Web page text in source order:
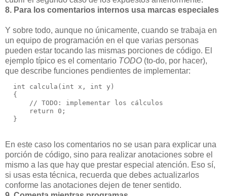
8. Para los comentarios internos usa marcas especiales
Y sobre todo, aunque no únicamente, cuando se trabaja en
un equipo de programación en el que varias personas
pueden estar tocando las mismas porciones de código. El
ejemplo típico es el comentario TODO (to-do, por hacer),
que describe funciones pendientes de implementar:
  int calcula(int x, int y)
  {
      // TODO: implementar los cálculos
      return 0;
  }
En este caso los comentarios no se usan para explicar una
porción de código, sino para realizar anotaciones sobre el
mismo a las que hay que prestar especial atención. Eso sí,
si usas esta técnica, recuerda que debes actualizarlos
conforme las anotaciones dejen de tener sentido.